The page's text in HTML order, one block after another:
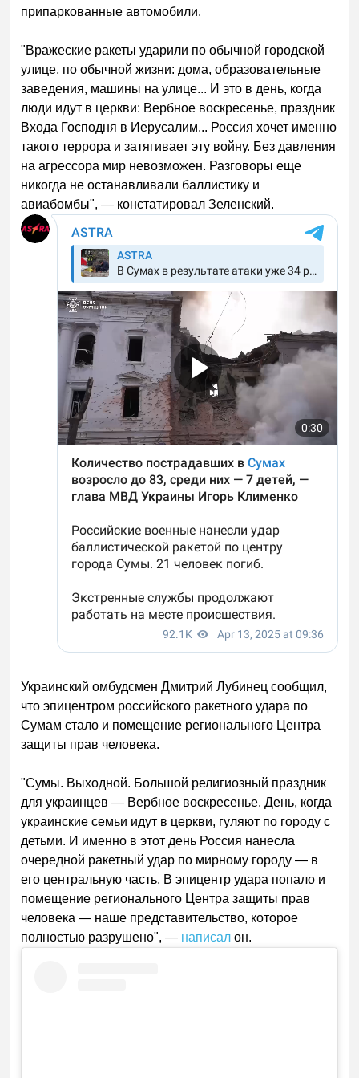
припаркованные автомобили.
"Вражеские ракеты ударили по обычной городской
улице, по обычной жизни: дома, образовательные
заведения, машины на улице... И это в день, когда
люди идут в церкви: Вербное воскресенье, праздник
Входа Господня в Иерусалим... Россия хочет именно
такого террора и затягивает эту войну. Без давления
на агрессора мир невозможен. Разговоры еще
никогда не останавливали баллистику и
авиабомбы", — констатировал Зеленский.
Украинский омбудсмен Дмитрий Лубинец сообщил,
что эпицентром российского ракетного удара по
Сумам стало и помещение регионального Центра
защиты прав человека.
"Сумы. Выходной. Большой религиозный праздник
для украинцев — Вербное воскресенье. День, когда
украинские семьи идут в церкви, гуляют по городу с
детьми. И именно в этот день Россия нанесла
очередной ракетный удар по мирному городу — в
его центральную часть. В эпицентр удара попало и
помещение регионального Центра защиты прав
человека — наше представительство, которое
полностью разрушено", — написал он.